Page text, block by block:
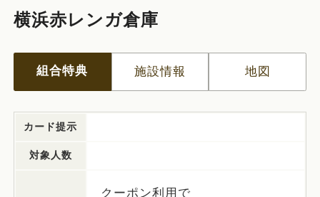
横浜赤レンガ倉庫
組合特典 施設情報 地図
カード提示
対象人数
クーポン利用で